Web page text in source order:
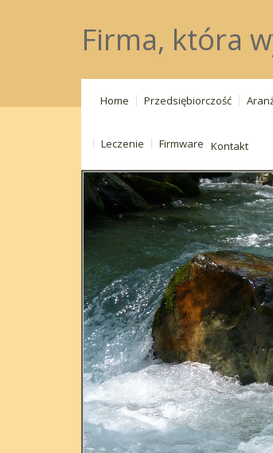
Firma, która
Home Przedsiębiorczość
Leczenie Firmware Kontakt